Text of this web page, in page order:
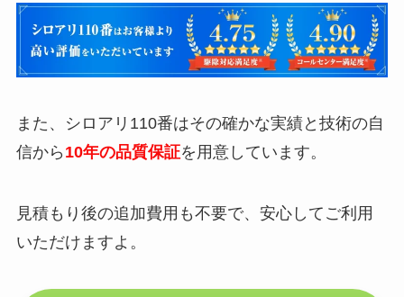
また、シロアリ110番はその確かな実績と技術の自
信から 10年の品質保証を用意しています。
見積もり後の追加費用も不要で、安心してご利用
いただけますよ。